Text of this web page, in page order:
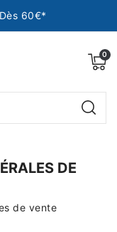
60€*
DE
de vente